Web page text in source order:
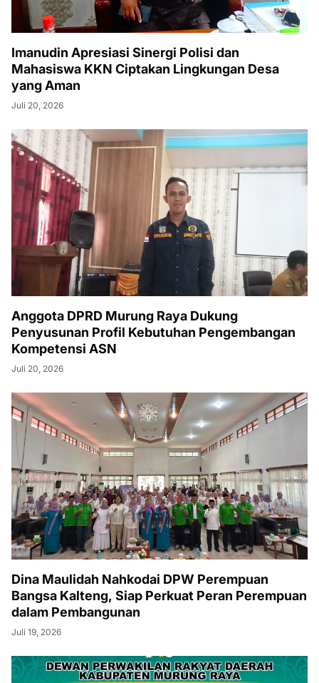
Imanudin Apresiasi Sinergi Polisi dan
Mahasiswa KKN Ciptakan Lingkungan Desa
yang Aman
Juli 20, 2026
Anggota DPRD Murung Raya Dukung
Penyusunan Profil Kebutuhan Pengembangan
Kompetensi ASN
Juli 20, 2026
Dina Maulidah Nahkodai DPW Perempuan
Bangsa Kalteng, Siap Perkuat Peran Perempuan
dalam Pembangunan
Juli 19, 2026